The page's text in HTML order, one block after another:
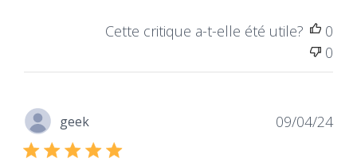
Cette critique a-t-elle été utile?
0
0
geek 09/04/24